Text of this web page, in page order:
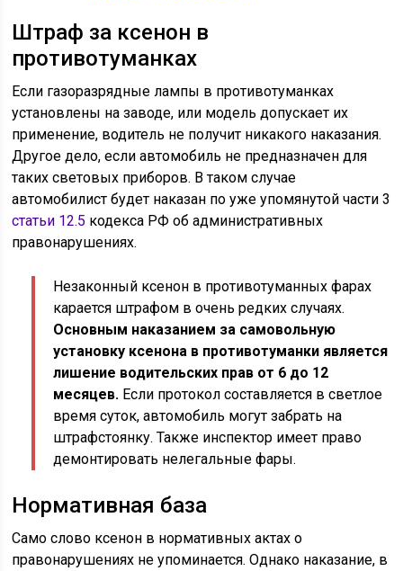
Штраф за ксенон в
противотуманках
Если газоразрядные лампы в противотуманках
установлены на заводе, или модель допускает их
применение, водитель не получит никакого наказания.
Другое дело, если автомобиль не предназначен для
таких световых приборов. В таком случае
автомобилист будет наказан по уже упомянутой части 3
статьи 12.5 кодекса РФ об административных
правонарушениях.
Незаконный ксенон в противотуманных фарах
карается штрафом в очень редких случаях.
Основным наказанием за самовольную
установку ксенона в противотуманки является
лишение водительских прав от 6 до 12
месяцев. Если протокол составляется в светлое
время суток, автомобиль могут забрать на
штрафстоянку. Также инспектор имеет право
демонтировать нелегальные фары.
Нормативная база
Само слово ксенон в нормативных актах о
правонарушениях не упоминается. Однако наказание, в